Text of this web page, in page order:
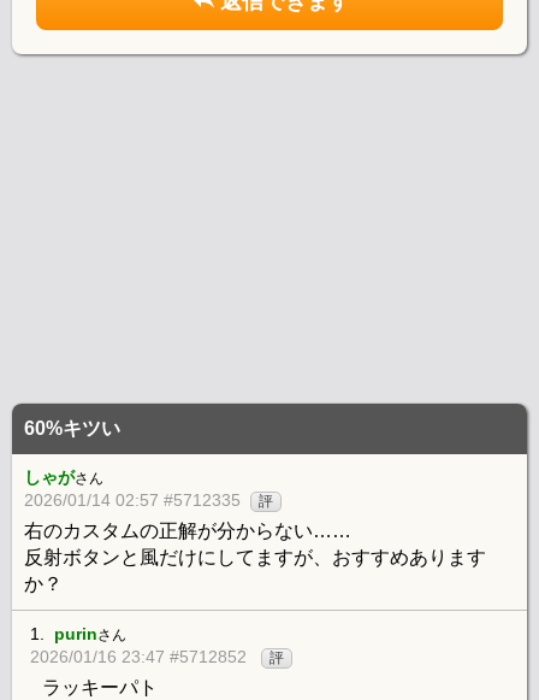
60%キツい
しゃがさん
2026/01/14 02:57 #5712335 評
右のカスタムの正解が分からない……
反射ボタンと風だけにしてますが、おすすめあります
か？
1. purinさん
2026/01/16 23:47 #5712852 評
ラッキーパト